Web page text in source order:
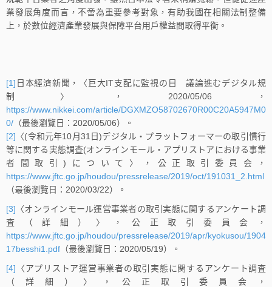
業發展角度而言，不啻為重要參考對象，有助我國在相關法制整備
上，於數位經濟產業發展與保障平台用戶權益間取得平衡。
[1] 日本經濟新聞，〈巨大IT支配に監視の目 議論進むデジタル規
制〉，2020/05/06，
https://www.nikkei.com/article/DGXMZO58702670R00C20A5947M0
0/ （最後瀏覽日：2020/05/06）。
[2] 〈(令和元年10月31日)デジタル・プラットフォーマーの取引慣行
等に関する実態調査(オンラインモール・アプリストアにおける事業
者間取引)について〉，公正取引委員会，
https://www.jftc.go.jp/houdou/pressrelease/2019/oct/191031_2.html
（最後瀏覽日：2020/03/22）。
[3] 〈オンラインモール運営事業者の取引実態に関するアンケート調
査（詳細）〉，公正取引委員会，
https://www.jftc.go.jp/houdou/pressrelease/2019/apr/kyokusou/1904
17besshi1.pdf （最後瀏覽日：2020/05/19）。
[4] 〈アプリストア運営事業者の取引実態に関するアンケート調査
（詳細）〉，公正取引委員会，